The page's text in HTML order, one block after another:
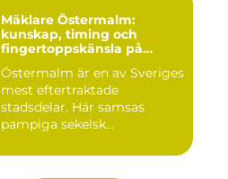
Mäklare Östermalm:
kunskap, timing och
fingertoppskänsla på
stockholms mest klassiska
adress
Östermalm är en av Sveriges
mest eftertraktade
stadsdelar. Här samsas
pampiga sekelsk...